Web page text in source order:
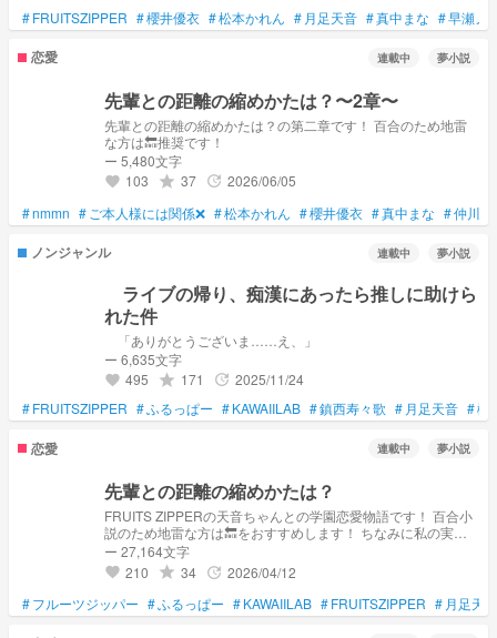
#FRUITSZIPPER #櫻井優衣 #松本かれん # 月足天音 #真中まな #早瀬ノ
恋愛 連載中 夢小説
先輩との距離の縮めかたは？〜2章〜
先輩との距離の縮めかたは？の第二章です！ 百合のため地雷
な方は🔙推奨です！
ー 5,480文字
favorite 103 grade 37 update 2026/06/05
#nmmn # ご本人様には関係❌ #松本かれん #櫻井優衣 #真中まな #仲川瑠
ノンジャンル 連載中 夢小説
ライブの帰り、痴漢にあったら推しに助けら
れた件
「ありがとうございま……え、」
ー 6,635文字
favorite 495 grade 171 update 2025/11/24
#FRUITSZIPPER #ふるっぱー #KAWAIILAB #鎮西寿々歌 # 月足天音 #櫻
恋愛 連載中 夢小説
先輩との距離の縮めかたは？
FRUITS ZIPPERの天音ちゃんとの学園恋愛物語です！ 百合小
説のため地雷な方は🔙をおすすめします！ ちなみに私の実話
と妄想が入り混じった話です！ 私は百合ではないけどこんな
の合ったらいいなーと考えてます！
ー 27,164文字
favorite 210 grade 34 update 2026/04/12
#フルーツジッパー #ふるっぱー #KAWAIILAB #FRUITSZIPPER # 月足天音